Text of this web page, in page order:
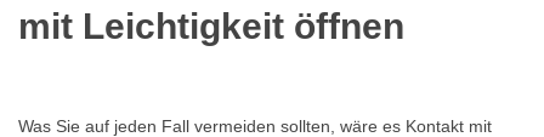
mit Leichtigkeit öffnen
Was Sie auf jeden Fall vermeiden sollten, wäre es Kontakt mit